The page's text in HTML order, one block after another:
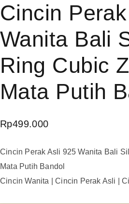
Cincin
Wanita Bali
Ring Cubic
Mata Putih
Rp499.000
Cincin Perak Asli 925 Wanita Bali
Mata Putih Bandol
Cincin Wanita | Cincin Perak Asli |